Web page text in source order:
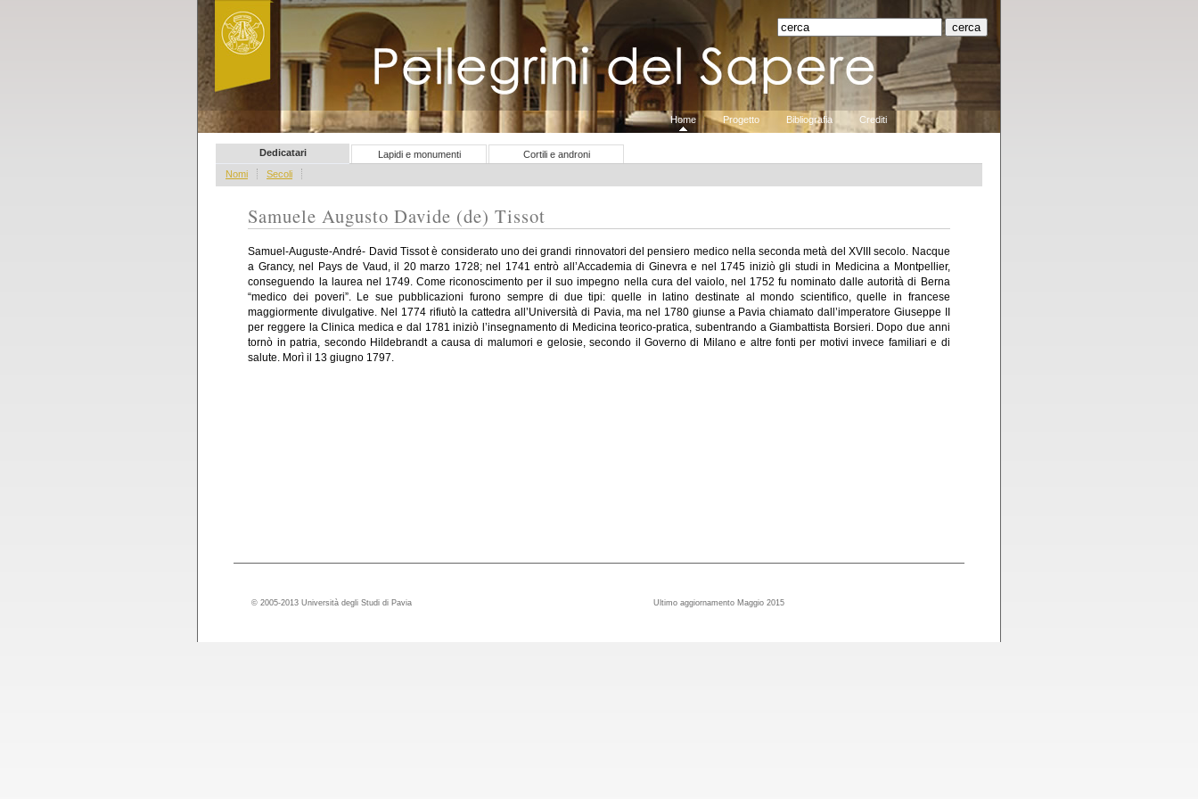
Pellegrini del sapere
Home Progetto Bibliografia Crediti
Dedicatari
Nomi Secoli
Lapidi e monumenti Cortili e androni
Samuele Augusto Davide (de) Tissot
Samuel-Auguste-André- David Tissot è considerato uno dei grandi rinnovatori del pensiero medico nella seconda metà del XVIII secolo. Nacque
a Grancy, nel Pays de Vaud, il 20 marzo 1728; nel 1741 entrò all’Accademia di Ginevra e nel 1745 iniziò gli studi in Medicina a Montpellier,
conseguendo la laurea nel 1749. Come riconoscimento per il suo impegno nella cura del vaiolo, nel 1752 fu nominato dalle autorità di Berna
“medico dei poveri”. Le sue pubblicazioni furono sempre di due tipi: quelle in latino destinate al mondo scientifico, quelle in francese
maggiormente divulgative. Nel 1774 rifiutò la cattedra all’Università di Pavia, ma nel 1780 giunse a Pavia chiamato dall’imperatore Giuseppe II
per reggere la Clinica medica e dal 1781 iniziò l’insegnamento di Medicina teorico-pratica, subentrando a Giambattista Borsieri. Dopo due anni
tornò in patria, secondo Hildebrandt a causa di malumori e gelosie, secondo il Governo di Milano e altre fonti per motivi invece familiari e di
salute. Morì il 13 giugno 1797.
© 2005-2013 Università degli Studi di Pavia Ultimo aggiornamento Maggio 2015